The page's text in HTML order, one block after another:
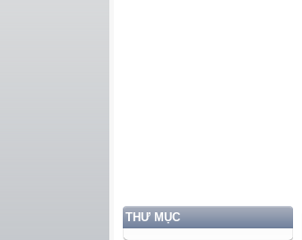
THƯ MỤC